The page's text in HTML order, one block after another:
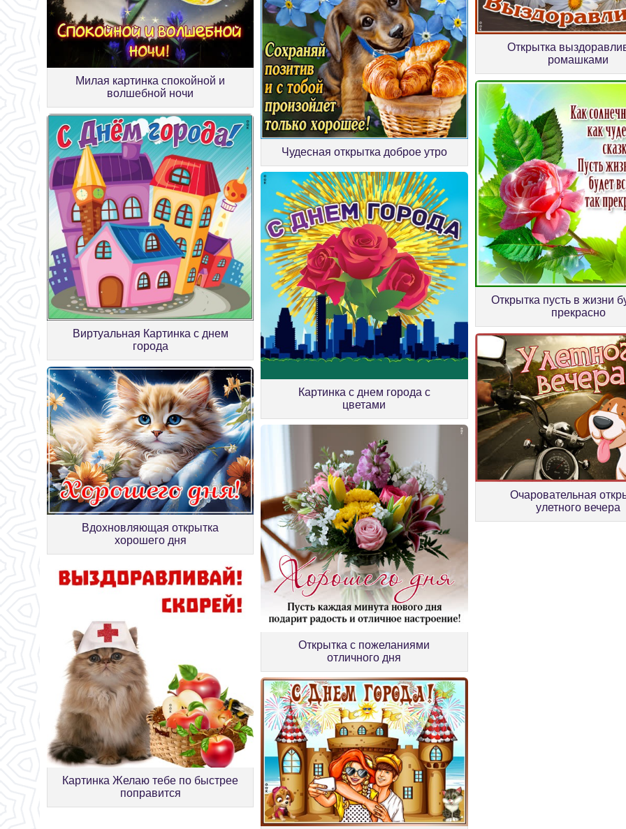
Милая картинка спокойной и
волшебной ночи
Чудесная открытка доброе утро
Открытка
ромашками
Виртуальная Картинка с днем
города
Картинка с днем города с
цветами
Открытка пусть в жизни
прекрасно
Вдохновляющая открытка
хорошего дня
Открытка с пожеланиями
отличного дня
Очаровательная
улетного вечера
Картинка Желаю тебе по быстрее
поправится